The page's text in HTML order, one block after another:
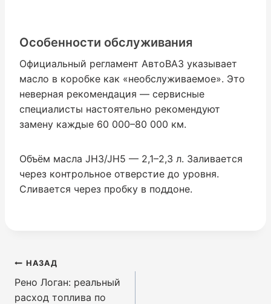
Особенности обслуживания
Официальный регламент АвтоВАЗ указывает
масло в коробке как «необслуживаемое». Это
неверная рекомендация — сервисные
специалисты настоятельно рекомендуют
замену каждые 60 000–80 000 км.
Объём масла JH3/JH5 — 2,1–2,3 л. Заливается
через контрольное отверстие до уровня.
Сливается через пробку в поддоне.
Навигация
по
записям
НАЗАД
Рено Логан: реальный
расход топлива по